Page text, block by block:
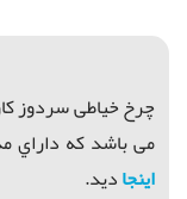
چرخ خياطی سردوز
می باشد که داراي
اینجادید.